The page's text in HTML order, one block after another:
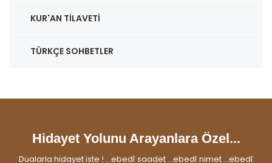
KUR'AN TILAVETI
TÜRKÇE SOHBETLER
Hidayet Yolunu Arayanlara Özel...
Dualarla hidayet iste ! ...ebedî saadet ...ebedî nimet ...ebedî